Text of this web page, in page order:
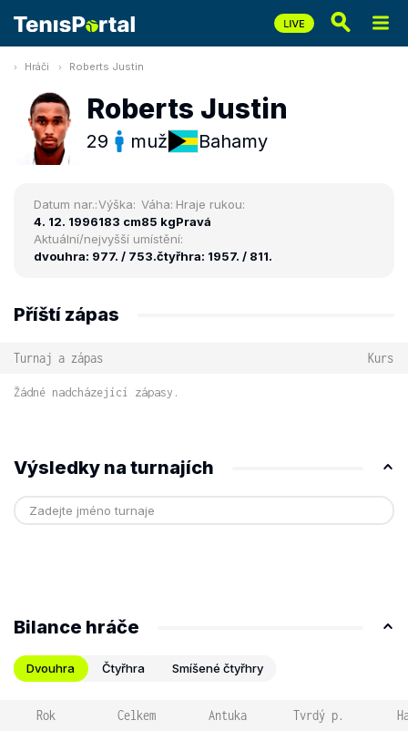
Hráči Roberts Justin
Roberts Justin
29 muž Bahamy
Datum nar.:
4. 12. 1996
Výška:
183 cm
Váha:
85 kg
Hraje rukou:
Pravá
Aktuální/nejvyšší umístění:
dvouhra: 977. / 753.čtyřhra: 1957. / 811.
Příští zápas
Turnaj a zápas Kurs
Žádné nadcházející zápasy.
Výsledky na turnajích
Bilance hráče
Dvouhra Čtyřhra Smíšené čtyřhry
Rok Celkem Antuka Tvrdý p.